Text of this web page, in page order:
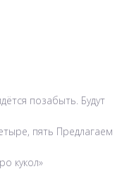
позабыть. Будут
пять Предлагаем
кукол»